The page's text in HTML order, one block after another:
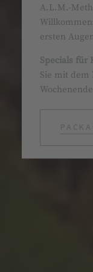
A.L.M.-
ersten
Specials für
Sie mit dem